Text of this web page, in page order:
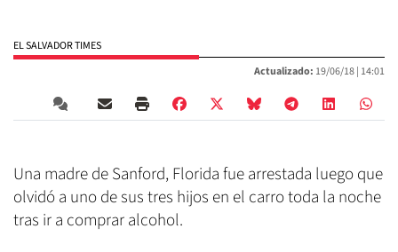
EL SALVADOR TIMES
Actualizado: 19/06/18 | 14:01
Una madre de Sanford, Florida fue arrestada luego que
olvidó a uno de sus tres hijos en el carro toda la noche
tras ir a comprar alcohol.